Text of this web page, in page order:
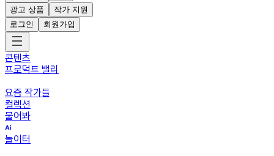
광고 상품
작가 지원
로그인
회원가입
콘텐츠
프로덕트 밸리
요즘 작가들
컬렉션
물어봐
놀이터